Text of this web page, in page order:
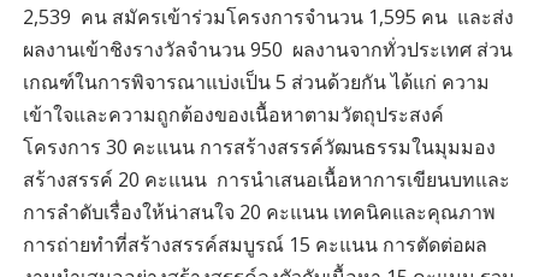
2,539 คน สมัครเข้าร่วมโครงการจำนวน 1,595 คน และส่ง
ผลงานเข้าชิงรางวัลจำนวน 950 ผลงานจากทั่วประเทศ ส่วน
เกณฑ์ในการพิจารณาแบ่งเป็น 5 ส่วนด้วยกัน ได้แก่ ความ
เข้าใจและความถูกต้องของเนื้อหาตามวัตถุประสงค์
โครงการ 30 คะแนน การสร้างสรรค์วัฒนธรรมในมุมมอง
สร้างสรรค์ 20 คะแนน การนําเสนอเนื้อหาการเขียนบทและ
การลําดับเรื่องให้น่าสนใจ 20 คะแนน เทคนิคและคุณภาพ
การถ่ายทําที่สร้างสรรค์สมบูรณ์ 15 คะแนน การตัดต่อผล